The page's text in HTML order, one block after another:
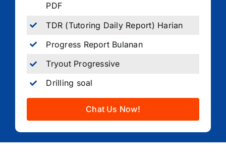
PDF
TDR (Tutoring Daily Report) Harian
Progress Report Bulanan
Tryout Progressive
Drilling soal
Chat Us Now!